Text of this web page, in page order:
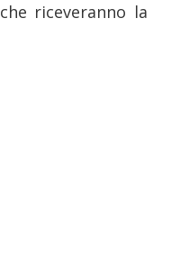
che riceveranno la